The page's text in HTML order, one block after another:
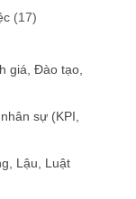
(17)
giá, Đào tạo,
sự (KPI,
Lậu, Luật